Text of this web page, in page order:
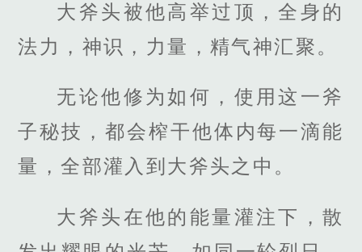
大斧头被他高举过顶，全身的
法力，神识，力量，精气神汇聚。
无论他修为如何，使用这一斧
子秘技，都会榨干他体内每一滴能
量，全部灌入到大斧头之中。
大斧头在他的能量灌注下，散